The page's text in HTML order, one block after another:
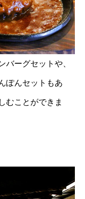
バーグセットや、
ぽんセットもあ
むことができま